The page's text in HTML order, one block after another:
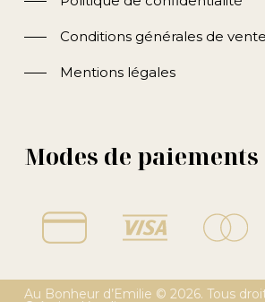
Conditions générales de vente
Mentions légales
Modes de paiements
Au Bonheur d’Emilie © 2026. Tous